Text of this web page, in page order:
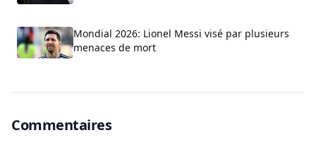
Mondial 2026: Lionel Messi visé par plusieurs
menaces de mort
Commentaires